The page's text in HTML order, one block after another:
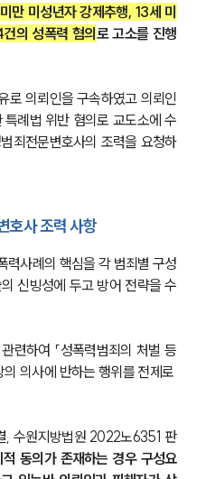
만 미성년자 강제추행, 13세 미
의 성폭력 혐의로 고소를 진행
로 의뢰인을 구속하였고 의뢰인
례법 위반 혐의로 교도소에 수
죄전문변호사의 조력을 요청하
호사 조력 사항
력사례의 핵심을 각 범죄별 구성
신빙성에 두고 방어 전략을 수
련하여 「성폭력범죄의 처벌 등
의 의사에 반하는 행위를 전제로
, 수원지방법원 2022노6351 판
동의가 존재하는 경우 구성요